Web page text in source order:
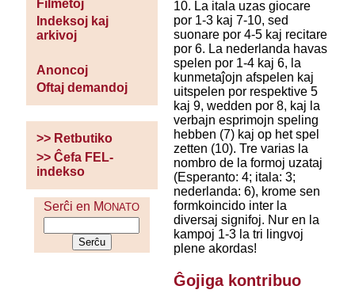
Filmetoj
Indeksoj kaj
arkivoj
Anoncoj
Oftaj demandoj
>> Retbutiko
>> Ĉefa FEL-
indekso
Serĉi en MONATO
10. La itala uzas giocare
por 1-3 kaj 7-10, sed
suonare por 4-5 kaj recitare
por 6. La nederlanda havas
spelen por 1-4 kaj 6, la
kunmetaĵojn afspelen kaj
uitspelen por respektive 5
kaj 9, wedden por 8, kaj la
verbajn esprimojn speling
hebben (7) kaj op het spel
zetten (10). Tre varias la
nombro de la formoj uzataj
(Esperanto: 4; itala: 3;
nederlanda: 6), krome sen
formkoincido inter la
diversaj signifoj. Nur en la
kampoj 1-3 la tri lingvoj
plene akordas!
Ĝojiga kontribuo